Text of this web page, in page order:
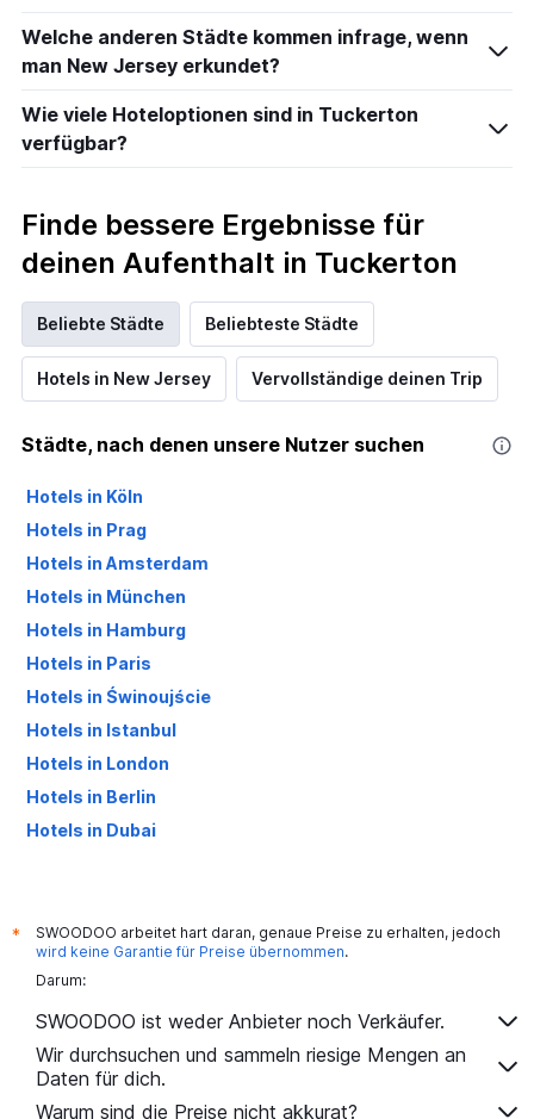
Welche anderen Städte kommen infrage, wenn
man New Jersey erkundet?
Wie viele Hoteloptionen sind in Tuckerton
verfügbar?
Finde bessere Ergebnisse für
deinen Aufenthalt in Tuckerton
Beliebte Städte Beliebteste Städte
Hotels in New Jersey Vervollständige deinen Trip
Städte, nach denen unsere Nutzer suchen
Hotels in Köln
Hotels in Prag
Hotels in Amsterdam
Hotels in München
Hotels in Hamburg
Hotels in Paris
Hotels in Świnoujście
Hotels in Istanbul
Hotels in London
Hotels in Berlin
Hotels in Dubai
*
SWOODOO arbeitet hart daran, genaue Preise zu erhalten, jedoch
wird keine Garantie für Preise übernommen.
Darum:
SWOODOO ist weder Anbieter noch Verkäufer.
Wir durchsuchen und sammeln riesige Mengen an
Daten für dich.
Warum sind die Preise nicht akkurat?